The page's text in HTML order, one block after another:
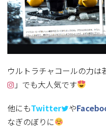
ウルトラチャコールの力は
」でも大人気です
他にもTwitter や
なぎのぼりに